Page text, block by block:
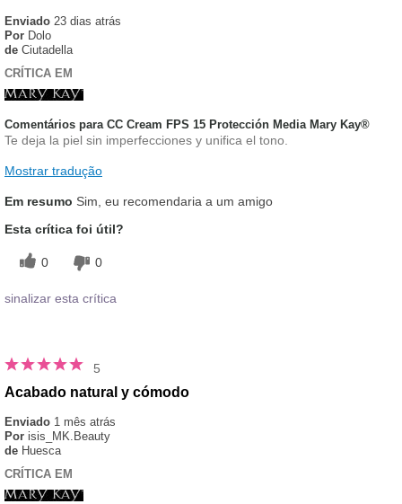
Enviado 23 dias atrás
Por Dolo
de Ciutadella
CRÍTICA EM
Comentários para CC Cream FPS 15 Protección Media Mary Kay®
Te deja la piel sin imperfecciones y unifica el tono.
Mostrar tradução
Em resumo Sim, eu recomendaria a um amigo
Esta crítica foi útil?
0 0
sinalizar esta crítica
5
Acabado natural y cómodo
Enviado 1 mês atrás
Por isis_MK.Beauty
de Huesca
CRÍTICA EM